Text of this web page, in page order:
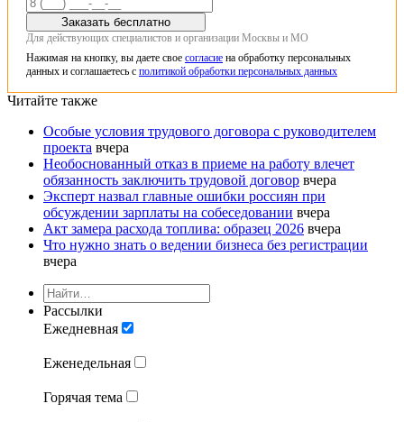
Заказать бесплатно
Для действующих специалистов и организации Москвы и МО
Нажимая на кнопку, вы даете свое согласие на обработку персональных
данных и соглашаетесь с политикой обработки персональных данных
Читайте также
Особые условия трудового договора с руководителем
проекта вчера
Необоснованный отказ в приеме на работу влечет
обязанность заключить трудовой договор вчера
Эксперт назвал главные ошибки россиян при
обсуждении зарплаты на собеседовании вчера
Акт замера расхода топлива: образец 2026 вчера
Что нужно знать о ведении бизнеса без регистрации
вчера
Рассылки
Ежедневная
Еженедельная
Горячая тема